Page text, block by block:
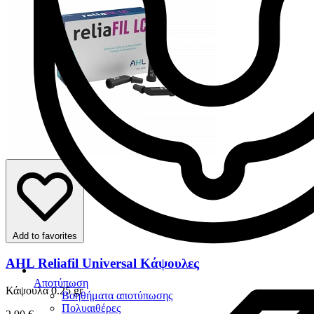
Αποτύπωση
Βοηθήματα αποτύπωσης
Πολυαιθέρες
Add to favorites
AHL Reliafil Universal Κάψουλες
Κάψουλα 0.25 gr